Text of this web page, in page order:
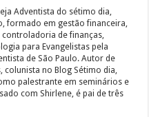
Adventista do sétimo dia,
formado em gestão financeira,
de finanças,
para Evangelistas pela
de São Paulo. Autor de
colunista no Blog Sétimo dia,
palestrante em seminários e
com Shirlene, é pai de três